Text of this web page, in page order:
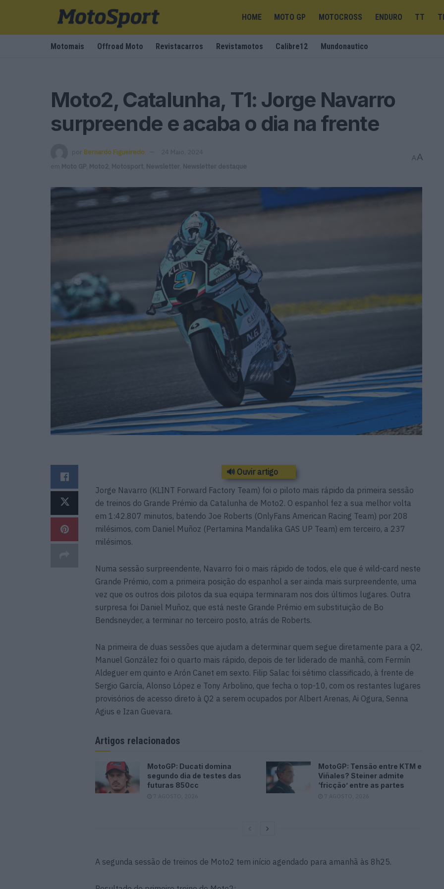
HOME MOTO GP MOTOCROSS ENDURO TT
Motomais Offroad Moto Revistacarros Revistamotos Calibre12 Mundonautico
Moto2, Catalunha, T1: Jorge Navarro
surpreende e acaba o dia na frente
por Bernardo Figueiredo
24 Maio, 2024
em
Moto GP Moto2 Motosport Newsletter Newsletter destaque
AA
🔊 Ouvir artigo
Jorge Navarro (KLINT Forward Factory Team) foi o piloto mais rápido da primeira sessão
de treinos do Grande Prémio da Catalunha de Moto2. O espanhol fez a sua melhor volta
em 1:42.807 minutos, batendo Joe Roberts (OnlyFans American Racing Team) por 208
milésimos, com Daniel Muñoz (Pertamina Mandalika GAS UP Team) em terceiro, a 237
milésimos.
Numa sessão surpreendente, Navarro foi o mais rápido de todos, ele que é wild-card neste
Grande Prémio, com a primeira posição do espanhol a ser ainda mais surpreendente, uma
vez que os outros dois pilotos da sua equipa terminaram nos dois últimos lugares. Outra
surpresa foi Daniel Muñoz, que está neste Grande Prémio em substituição de Bo
Bendsneyder, a terminar no terceiro posto, atrás de Roberts.
Na primeira de duas sessões que ajudam a determinar quem segue diretamente para a Q2,
Manuel González foi o quarto mais rápido, depois de ter liderado de manhã, com Fermín
Aldeguer em quinto e Arón Canet em sexto. Filip Salac foi sétimo classificado, à frente de
Sergio García, Alonso López e Tony Arbolino, que fecha o top-10, com os restantes lugares
provisórios de acesso direto à Q2 a serem ocupados por Albert Arenas, Ai Ogura, Senna
Agius e Izan Guevara.
Artigos relacionados
MotoGP: Ducati domina
segundo dia de testes das
futuras 850cc
7 AGOSTO, 2026
MotoGP: Tensão entre KTM e
Viñales? Steiner admite
‘fricção’ entre as partes
7 AGOSTO, 2026
A segunda sessão de treinos de Moto2 tem início agendado para amanhã às 8h25.